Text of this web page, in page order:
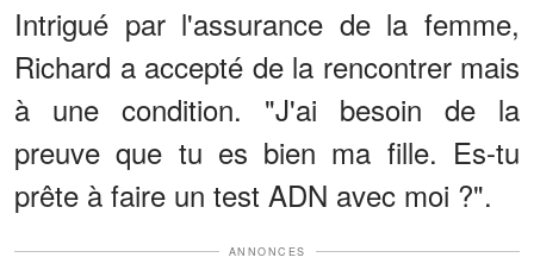
Intrigué par l'assurance de la femme,
Richard a accepté de la rencontrer mais
à une condition. "J'ai besoin de la
preuve que tu es bien ma fille. Es-tu
prête à faire un test ADN avec moi ?".
ANNONCES